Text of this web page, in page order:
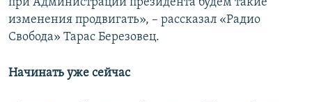
при Администрации президента будем такие
изменения продвигать», – рассказал «Радио
Свобода» Тарас Березовец.
Начинать уже сейчас